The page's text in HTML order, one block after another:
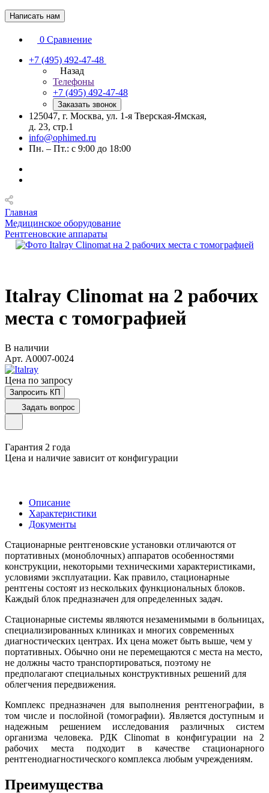
Написать нам
0 Сравнение
+7 (495) 492-47-48
Назад
Телефоны
+7 (495) 492-47-48
Заказать звонок
125047, г. Москва, ул. 1-я Тверская-Ямская,
д. 23, стр.1
info@ophimed.ru
Пн. – Пт.: с 9:00 до 18:00
Главная
Медицинское оборудование
Рентгеновские аппараты
Italray Clinomat на 2 рабочих
места с томографией
В наличии
Арт. A0007-0024
Цена по запросу
Запросить КП
Задать вопрос
Гарантия 2 года
Цена и наличие зависит от конфигурации
Описание
Характеристики
Документы
Стационарные рентгеновские установки отличаются от
портативных (моноблочных) аппаратов особенностями
конструкции, некоторыми техническими характеристиками,
условиями эксплуатации. Как правило, стационарные
рентгены состоят из нескольких функциональных блоков.
Каждый блок предназначен для определенных задач.
Стационарные системы являются незаменимыми в больницах,
специализированных клиниках и многих современных
диагностических центрах. Их цена может быть выше, чем у
портативных. Обычно они не перемещаются с места на место,
не должны часто транспортироваться, поэтому не
предполагают специальных конструктивных решений для
облегчения передвижения.
Комплекс предназначен для выполнения рентгенографии, в
том числе и послойной (томографии). Является доступным и
надежным решением исследования различных систем
организма человека. РДК Clinomat в конфигурации на 2
рабочих места подходит в качестве стационарного
рентгенодиагностического комплекса любым учреждениям.
Преимущества